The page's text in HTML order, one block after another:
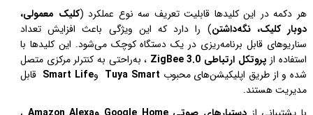
هر دکمه در این کلیدها قابلیت تعریف سه نوع عملکرد )کلیک معمولی،
دوبار کلیک، نگه‌داشتن) را دارد که این ویژگی باعث افزایش تعداد
سناریوهای قابل برنامه‌ریزی در یک دستگاه کوچک می‌شود. این کلیدها با
استفاده از پروتکل ارتباطی ZigBee 3.0 ، به‌راحتی به کنترلر مرکزی متصل
شده و از طریق اپلیکیشن‌های محبوب Tuya Smart وSmart Life قابل
مدیریت هستند.